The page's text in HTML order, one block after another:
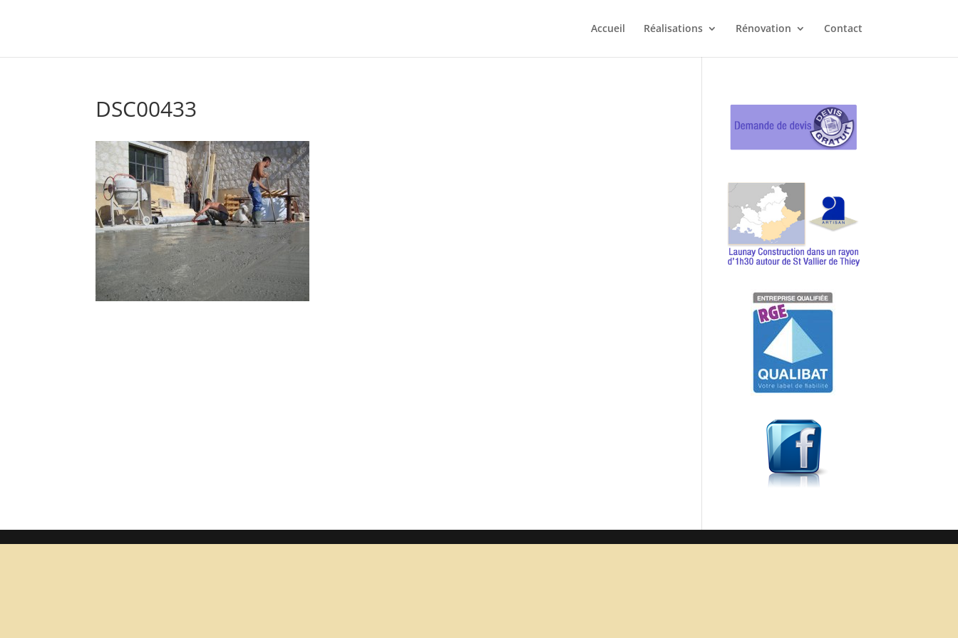
Accueil Réalisations Rénovation Contact
DSC00433